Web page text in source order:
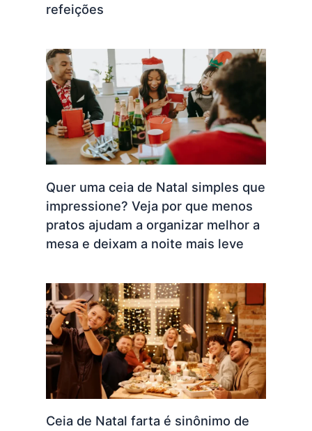
refeições
Quer uma ceia de Natal simples que
impressione? Veja por que menos
pratos ajudam a organizar melhor a
mesa e deixam a noite mais leve
Ceia de Natal farta é sinônimo de